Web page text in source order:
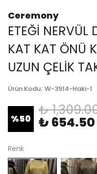
Ceremony
ETEĞİ NERVÜL
KAT KAT ÖNÜ
UZUN ÇELİK
Ürün Kodu: W-3914-Haki-1
%50
₺
₺ 654.50
Renk